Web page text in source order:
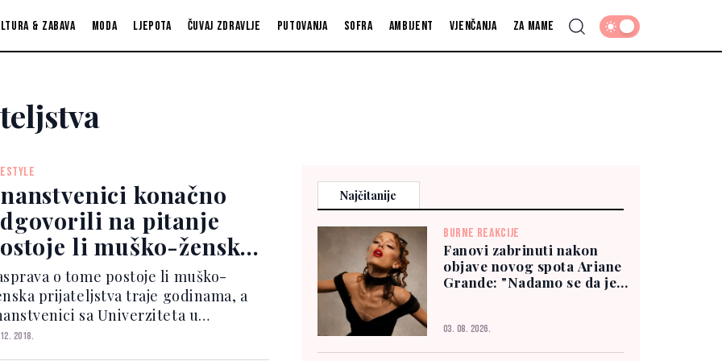
& zabava Moda Ljepota Čuvaj zdravlje Putovanja Sofra Ambijent Vjenčanja Za mame
konačno
na pitanje
li muško-ženska
o tome postoje li muško-
prijateljstva traje godinama, a
sa Univerziteta u
odlučili su pronaći odgovor
2018.
Najčitanije
BURNE REAKCIJE
Fanovi zabrinuti nakon
objave novog spota Ariane
Grande: "Nadamo se da je
03. 08. 2026.